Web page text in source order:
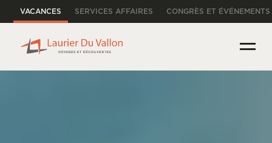
VACANCES SERVICES AFFAIRES CONGRÈS ET ÉVÉNEMENTS